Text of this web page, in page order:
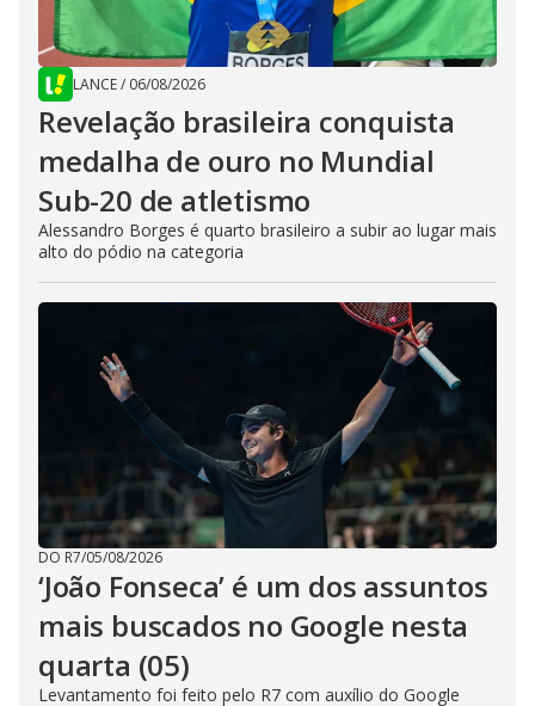
LANCE/ 06/08/2026
Revelação brasileira conquista
medalha de ouro no Mundial
Sub-20 de atletismo
Alessandro Borges é quarto brasileiro a subir ao lugar mais
alto do pódio na categoria
DO R7/05/08/2026
‘João Fonseca’ é um dos assuntos
mais buscados no Google nesta
quarta (05)
Levantamento foi feito pelo R7 com auxílio do Google